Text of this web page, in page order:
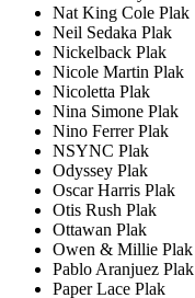
Nat King Cole Plak
Neil Sedaka Plak
Nickelback Plak
Nicole Martin Plak
Nicoletta Plak
Nina Simone Plak
Nino Ferrer Plak
NSYNC Plak
Odyssey Plak
Oscar Harris Plak
Otis Rush Plak
Ottawan Plak
Owen & Millie Plak
Pablo Aranjuez Plak
Paper Lace Plak